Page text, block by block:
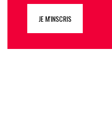
JE M'INSCRIS